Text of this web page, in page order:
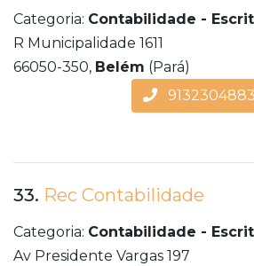
Categoria: Contabilidade -
R Municipalidade 1611
66050-350, Belém (Pará)
9132304883
33. Rec Contabilidade
Categoria: Contabilidade -
Av Presidente Vargas 197